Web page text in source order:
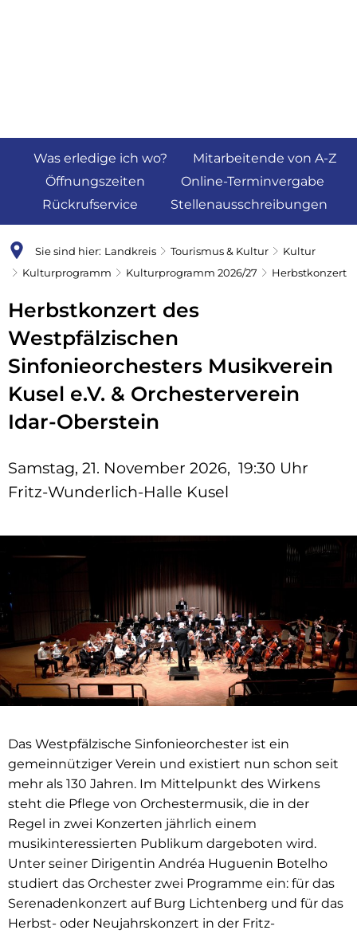
Was erledige ich wo?
Mitarbeitende von A-Z
Öffnungszeiten
Online-Terminvergabe
Rückrufservice
Stellenausschreibungen
Sie sind hier: Landkreis Tourismus & Kultur
Kultur
Kulturprogramm
Kulturprogramm 2026/27 Herbstkonzert
Herbstkonzert des
Westpfälzischen
Sinfonieorchesters Musikverein
Kusel e.V. & Orchesterverein
Idar-Oberstein
Samstag, 21. November 2026, 19:30 Uhr
Fritz-Wunderlich-Halle Kusel
Das Westpfälzische Sinfonieorchester ist ein
gemeinnütziger Verein und existiert nun schon seit
mehr als 130 Jahren. Im Mittelpunkt des Wirkens
steht die Pflege von Orchestermusik, die in der
Regel in zwei Konzerten jährlich einem
musikinteressierten Publikum dargeboten wird.
Unter seiner Dirigentin Andréa Huguenin Botelho
studiert das Orchester zwei Programme ein: für das
Serenadenkonzert auf Burg Lichtenberg und für das
Herbst- oder Neujahrskonzert in der Fritz-